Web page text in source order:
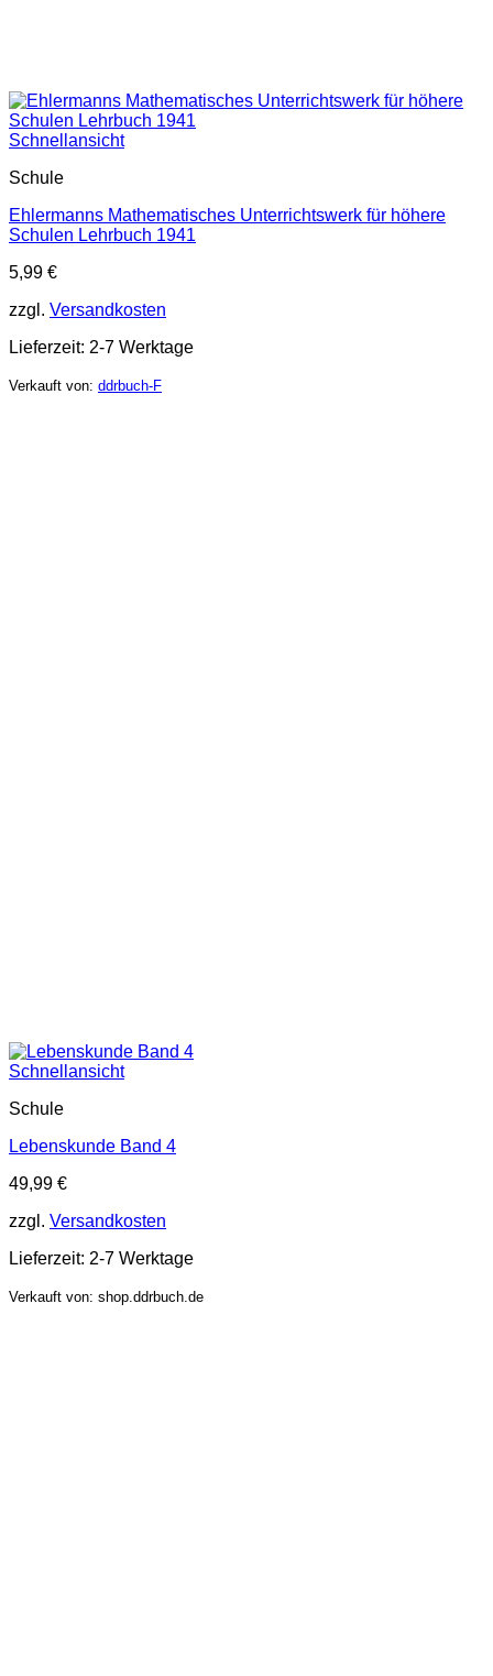
Schnellansicht
Schule
Ehlermanns Mathematisches Unterrichtswerk für höhere
Schulen Lehrbuch 1941
5,99 €
zzgl. Versandkosten
Lieferzeit: 2-7 Werktage
Verkauft von: ddrbuch-F
Schnellansicht
Schule
Lebenskunde Band 4
49,99 €
zzgl. Versandkosten
Lieferzeit: 2-7 Werktage
Verkauft von: shop.ddrbuch.de